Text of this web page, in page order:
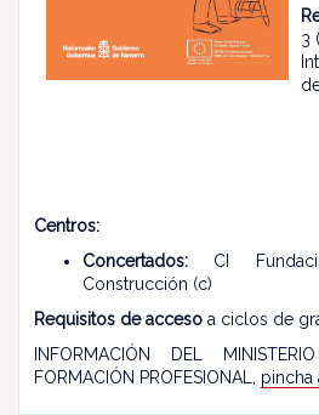
3
Centros:
Concertados: CI
Construcción (c)
Requisitos de acceso a ciclos de
INFORMACIÓN DEL
FORMACIÓN PROFESIONAL, pincha